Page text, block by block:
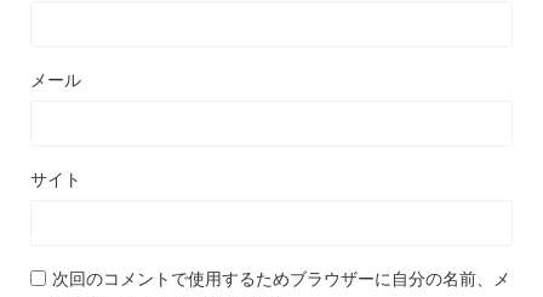
メール
サイト
次回のコメントで使用するためブラウザーに自分の名前、メ